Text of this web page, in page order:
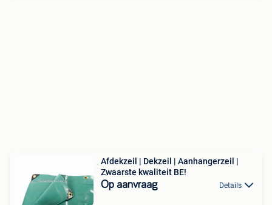
Afdekzeil | Dekzeil | Aanhangerzeil |
Zwaarste kwaliteit BE!
Op aanvraag Details